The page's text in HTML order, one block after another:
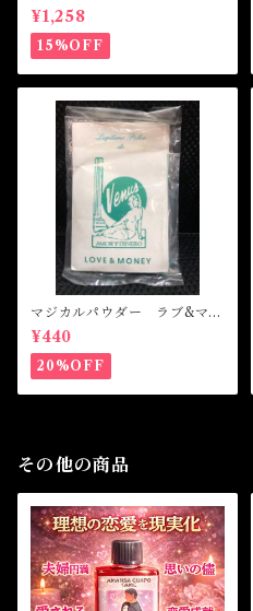
ル -相思相愛・愛される-
¥1,258
15%OFF
マジカルパウダー ラブ&マネ
ー Magical Powder LOVE
&MONEY
¥440
20%OFF
その他の商品